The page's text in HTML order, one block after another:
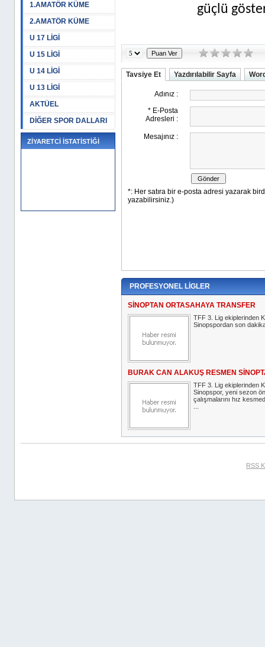
1.AMATÖR KÜME
2.AMATÖR KÜME
U 17 LİGİ
U 15 LİGİ
U 14 LİGİ
U 13 LİGİ
AKTÜEL
DİĞER SPOR DALLARI
ZİYARETCİ İSTATİSTİĞİ
güçlü
Tavsiye Et Yazdırılabilir Sayfa
PROFESYONEL LİGLER
SİNOPTAN ORTASAHAYA TRANSFER
TFF 3. Lig ekiplerinden
Sinopspordan son
BURAK CAN ALAKUŞ RESMEN
TFF 3. Lig ekiplerinden
Sinopspor, yeni sezon
çalışmalarını hız
RSS